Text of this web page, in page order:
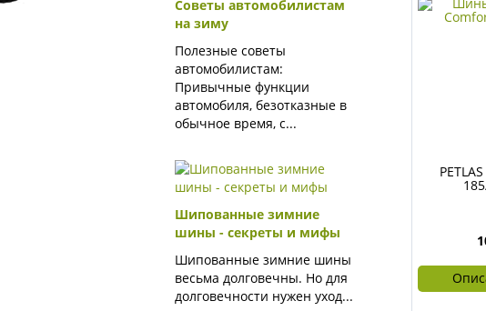
Советы автомобилистам
на зиму
Полезные советы
автомобилистам:
Привычные функции
автомобиля, безотказные в
обычное время, с...
Шипованные зимние
шины - секреты и мифы
Шипованные зимние шины
весьма долговечны. Но для
долговечности нужен уход...